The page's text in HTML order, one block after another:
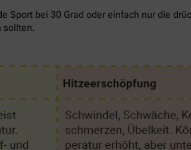
Sport bei 30 Grad oder einfach nur die
sollten.